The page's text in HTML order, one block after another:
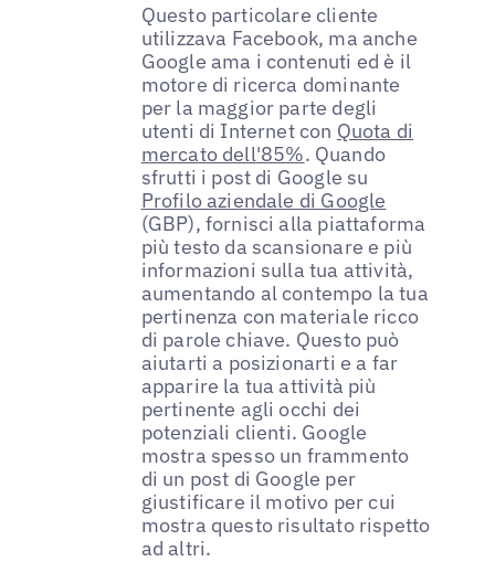
Questo particolare cliente
utilizzava Facebook, ma anche
Google ama i contenuti ed è il
motore di ricerca dominante
per la maggior parte degli
utenti di Internet con Quota di
mercato dell'85%. Quando
sfrutti i post di Google su
Profilo aziendale di Google
(GBP), fornisci alla piattaforma
più testo da scansionare e più
informazioni sulla tua attività,
aumentando al contempo la tua
pertinenza con materiale ricco
di parole chiave. Questo può
aiutarti a posizionarti e a far
apparire la tua attività più
pertinente agli occhi dei
potenziali clienti. Google
mostra spesso un frammento
di un post di Google per
giustificare il motivo per cui
mostra questo risultato rispetto
ad altri.